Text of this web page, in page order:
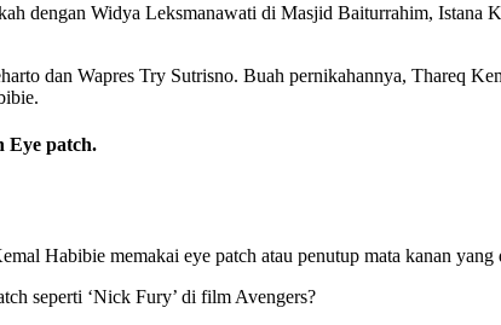
dengan Widya Leksmanawati di Masjid Baiturrahim, Istana
dan Wapres Try Sutrisno. Buah pernikahannya, Thareq
Eye patch.
Habibie memakai eye patch atau penutup mata kanan
seperti ‘Nick Fury’ di film Avengers?